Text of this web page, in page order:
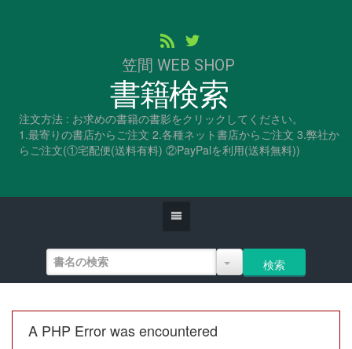
笠間 WEB SHOP
書籍検索
注文方法 : お求めの書籍の書影をクリックしてください。
1.最寄りの書店からご注文 2.各種ネット書店からご注文 3.弊社か
らご注文(①宅配便(送料有料) ②PayPalを利用(送料無料))
A PHP Error was encountered